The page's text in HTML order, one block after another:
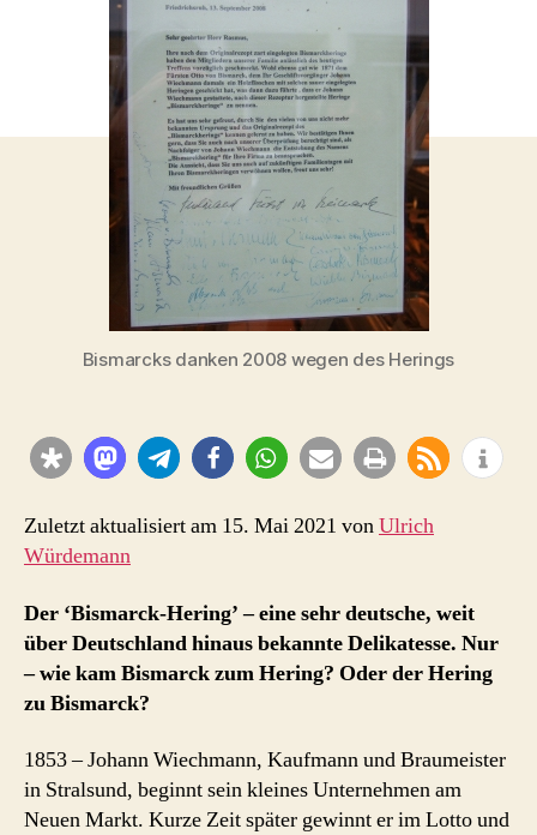
Geschichte
Bismarck-
Hering
Bismarcks danken 2008 wegen des Herings
Zuletzt aktualisiert am 15. Mai 2021 vonUlrich
Würdemann
Der ‘Bismarck-Hering’ – eine sehr deutsche, weit
über Deutschland hinaus bekannte Delikatesse. Nur
– wie kam Bismarck zum Hering? Oder der Hering
zu Bismarck?
1853 – Johann Wiechmann, Kaufmann und Braumeister
in Stralsund, beginnt sein kleines Unternehmen am
Neuen Markt. Kurze Zeit später gewinnt er im Lotto und